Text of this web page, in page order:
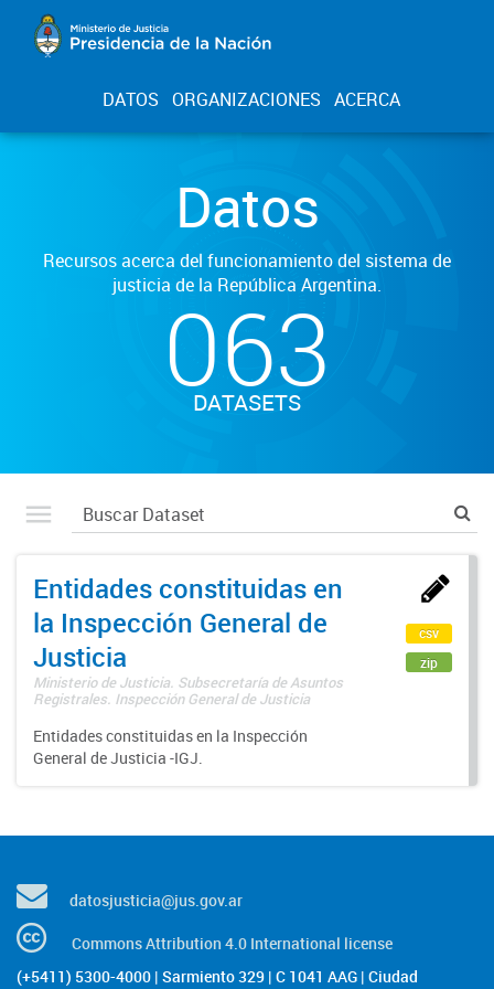
DATOS ORGANIZACIONES ACERCA
Datos
Recursos acerca del funcionamiento del sistema de
justicia de la República Argentina.
063
DATASETS
Entidades constituidas en
la Inspección General de
Justicia
Ministerio de Justicia. Subsecretaría de Asuntos
Registrales. Inspección General de Justicia
Entidades constituidas en la Inspección
General de Justicia -IGJ.
csv
zip
datosjusticia@jus.gov.ar
Commons Attribution 4.0 International license
(+5411) 5300-4000 | Sarmiento 329 | C 1041 AAG | Ciudad